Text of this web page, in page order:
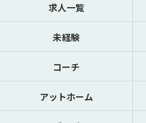
求人一覧
未経験
コーチ
アットホーム